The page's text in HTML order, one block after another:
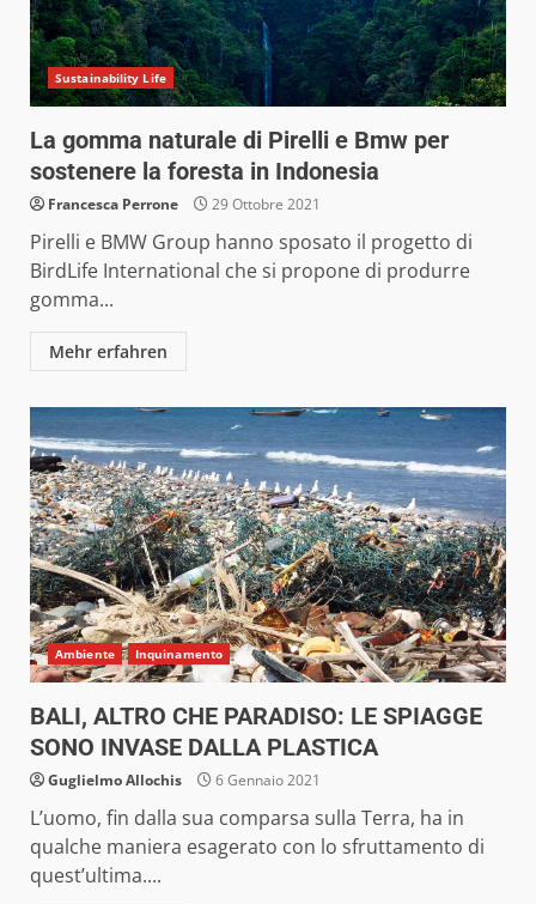
Sustainability Life
La gomma naturale di Pirelli e Bmw per
sostenere la foresta in Indonesia
Francesca Perrone 29 Ottobre 2021
Pirelli e BMW Group hanno sposato il progetto di
BirdLife International che si propone di produrre
gomma...
Mehr erfahren
Ambiente Inquinamento
BALI, ALTRO CHE PARADISO: LE SPIAGGE
SONO INVASE DALLA PLASTICA
Guglielmo Allochis 6 Gennaio 2021
L’uomo, fin dalla sua comparsa sulla Terra, ha in
qualche maniera esagerato con lo sfruttamento di
quest’ultima....